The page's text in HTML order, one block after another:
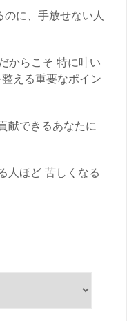
のに、手放せない人
からこそ 特に叶い
える重要なポイン
献できるあなたに
人ほど 苦しくなる